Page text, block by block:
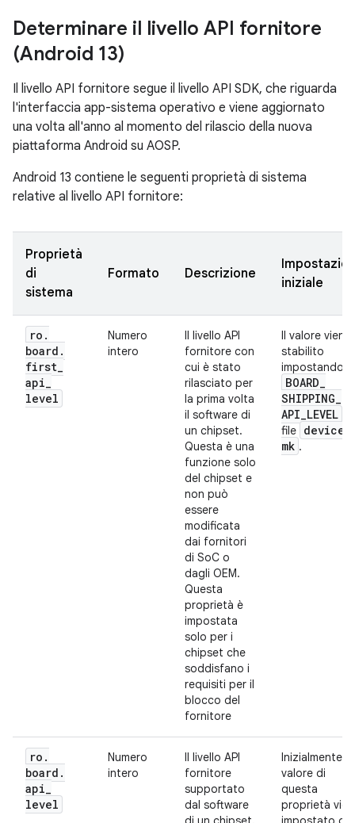
Determinare il livello API fornitore
(Android 13)
Il livello API fornitore segue il livello API SDK, che riguarda
l'interfaccia app-sistema operativo e viene aggiornato
una volta all'anno al momento del rilascio della nuova
piattaforma Android su AOSP.
Android 13 contiene le seguenti proprietà di sistema
relative al livello API fornitore:
Proprietà
di
sistema
Formato Descrizione
iniziale
ro .
board .
first_
api_
level
Numero
intero
Il livello API
fornitore con
cui è stato
rilasciato per
la prima volta
il software di
un chipset.
Questa è una
funzione solo
del chipset e
non può
essere
modificata
dai fornitori
di SoC o
dagli OEM.
Questa
proprietà è
impostata
solo per i
chipset che
soddisfano i
requisiti per il
blocco del
fornitore
Il valore viene
stabilito
impostando
BOARD_
SHIPPING_
API_LEVEL
file device
mk .
ro .
board .
api_
level
Numero
intero
Il livello API
fornitore
supportato
dal software
Inizialmente, il
valore di
questa
proprietà